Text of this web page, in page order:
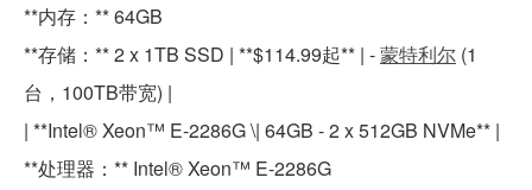
**内存：** 64GB
**存储：** 2 x 1TB SSD | **$114.99起** | -蒙特利尔 (1
台，100TB带宽) |
| **Intel® Xeon™ E-2286G \| 64GB - 2 x 512GB NVMe** |
**处理器：** Intel® Xeon™ E-2286G